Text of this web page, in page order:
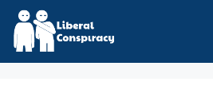
Skip
content